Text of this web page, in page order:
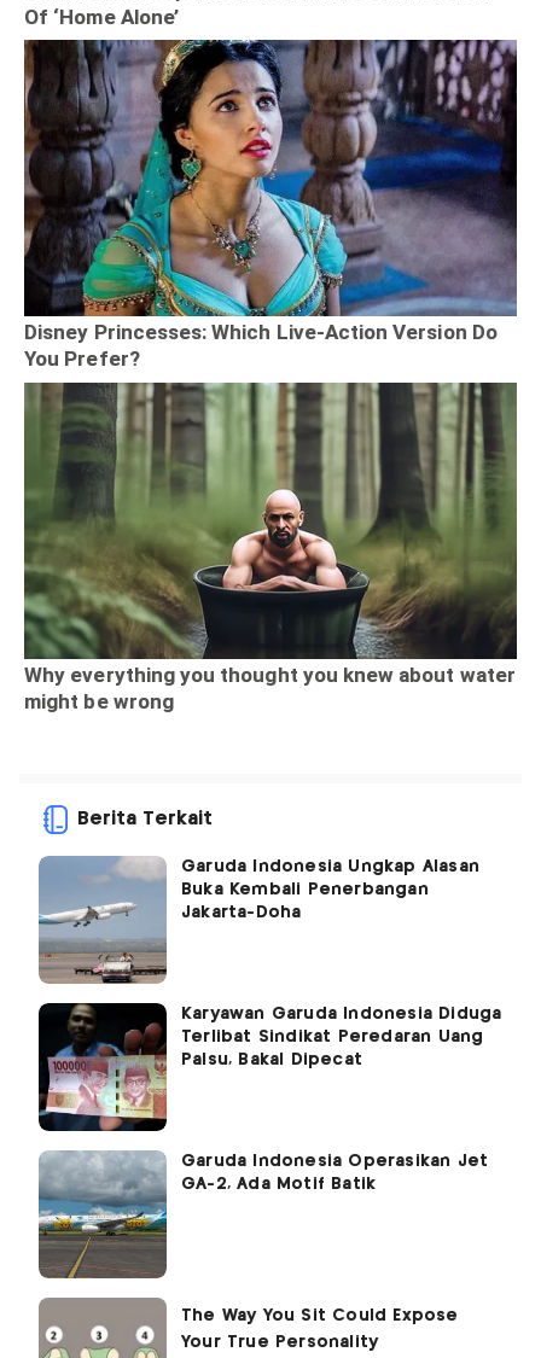
Berita Terkait
Garuda Indonesia Ungkap Alasan
Buka Kembali Penerbangan
Jakarta-Doha
Karyawan Garuda Indonesia Diduga
Terlibat Sindikat Peredaran Uang
Palsu, Bakal Dipecat
Garuda Indonesia Operasikan Jet
GA-2, Ada Motif Batik